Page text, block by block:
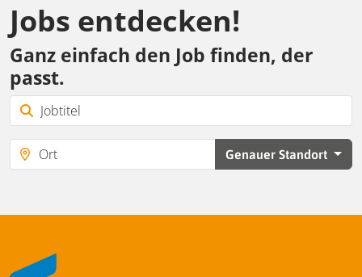
Jobs entdecken!
Ganz einfach den Job finden, der
passt.
Genauer Standort